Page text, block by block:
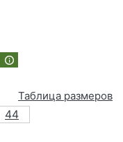
Таблица размеров
44